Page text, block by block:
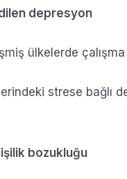
depresyon
ülkelerde
strese bağlı
bozukluğu